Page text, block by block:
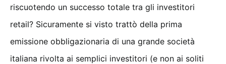
riscuotendo un successo totale tra gli investitori
retail? Sicuramente si visto trattò della prima
emissione obbligazionaria di una grande società
italiana rivolta ai semplici investitori (e non ai soliti